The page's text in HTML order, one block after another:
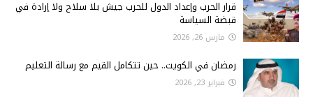
قرار الحرب وإعداد الدول للحرب جيش بلا سلاح ولا إرادة في
قبضة السياسة
مارس 26, 2026
رمضان في الكويت.. حين تتكامل القيم مع رسالة التعليم
فبراير 23, 2026